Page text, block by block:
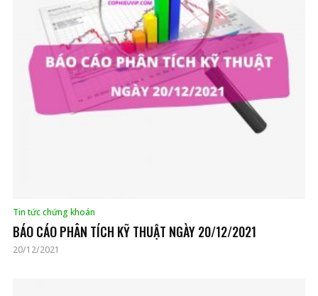
Tin tức chứng khoán
BÁO CÁO PHÂN TÍCH KỸ THUẬT NGÀY 20/12/2021
20/12/2021